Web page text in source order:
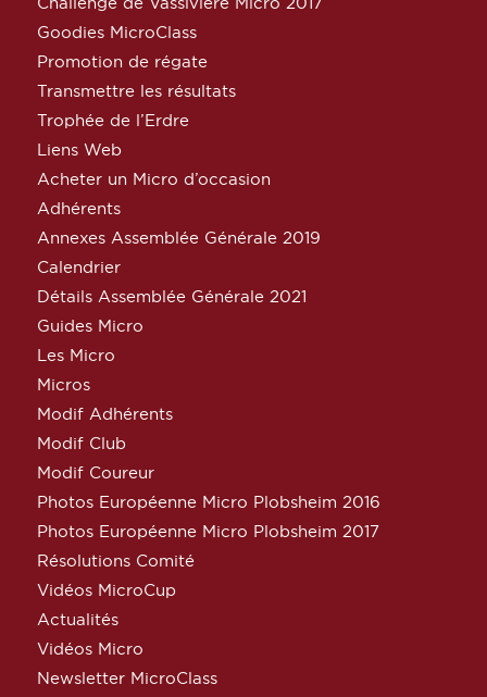
Goodies MicroClass
Promotion de régate
Transmettre les résultats
Trophée de l’Erdre
Liens Web
Acheter un Micro d’occasion
Adhérents
Annexes Assemblée Générale 2019
Calendrier
Détails Assemblée Générale 2021
Guides Micro
Les Micro
Micros
Modif Adhérents
Modif Club
Modif Coureur
Photos Européenne Micro Plobsheim 2016
Photos Européenne Micro Plobsheim 2017
Résolutions Comité
Vidéos MicroCup
Actualités
Vidéos Micro
Newsletter MicroClass